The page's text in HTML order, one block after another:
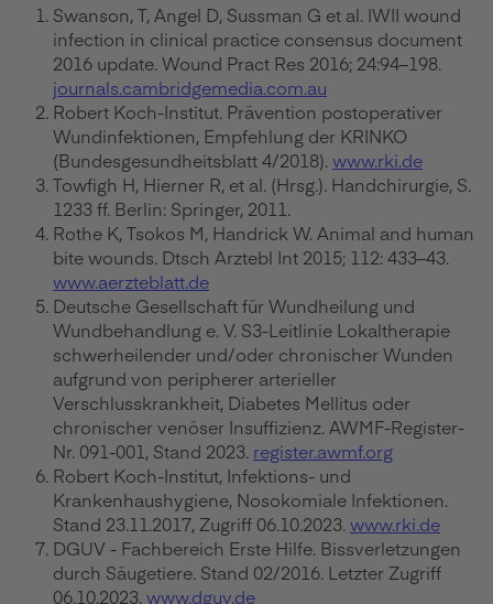
Swanson, T, Angel D, Sussman G et al. IWII wound
infection in clinical practice consensus document
2016 update. Wound Pract Res 2016; 24:94–198.
journals.cambridgemedia.com.au
Robert Koch-Institut. Prävention postoperativer
Wundinfektionen, Empfehlung der KRINKO
(Bundesgesundheitsblatt 4/2018). www.rki.de
Towfigh H, Hierner R, et al. (Hrsg.). Handchirurgie, S.
1233 ff. Berlin: Springer, 2011.
Rothe K, Tsokos M, Handrick W. Animal and human
bite wounds. Dtsch Arztebl Int 2015; 112: 433–43.
www.aerzteblatt.de
Deutsche Gesellschaft für Wundheilung und
Wundbehandlung e. V. S3-Leitlinie Lokaltherapie
schwerheilender und/oder chronischer Wunden
aufgrund von peripherer arterieller
Verschlusskrankheit, Diabetes Mellitus oder
chronischer venöser Insuffizienz. AWMF-Register-
Nr. 091-001, Stand 2023. register.awmf.org
Robert Koch-Institut, Infektions- und
Krankenhaushygiene, Nosokomiale Infektionen.
Stand 23.11.2017, Zugriff 06.10.2023. www.rki.de
DGUV - Fachbereich Erste Hilfe. Bissverletzungen
durch Säugetiere. Stand 02/2016. Letzter Zugriff
06.10.2023. www.dguv.de